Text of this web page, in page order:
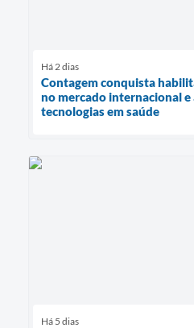
Há 2 dias
Contagem conquista
no mercado internacional e
tecnologias em saúde
Há 5 dias